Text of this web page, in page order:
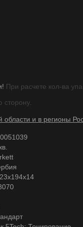
При расчете кол-ва
сторону.
и в регионы